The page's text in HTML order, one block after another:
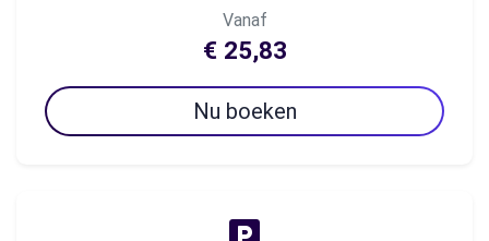
Vanaf
€ 25,83
Nu boeken